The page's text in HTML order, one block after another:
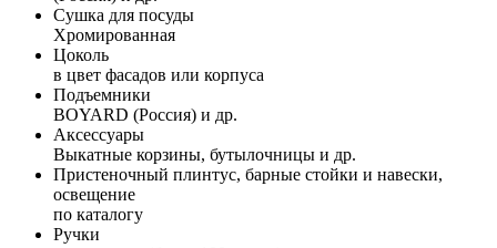
Сушка для посуды
Хромированная
Цоколь
в цвет фасадов или корпуса
Подъемники
BOYARD (Россия) и др.
Аксессуары
Выкатные корзины, бутылочницы и др.
Пристеночный плинтус, барные стойки и навески,
освещение
по каталогу
Ручки